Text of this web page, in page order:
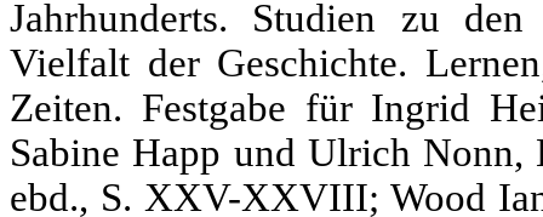
Jahrhunderts. Studien zu
Vielfalt der Geschichte.
Zeiten. Festgabe für Ingrid
Sabine Happ und Ulrich
ebd., S. XXV-XXVIII; Wood